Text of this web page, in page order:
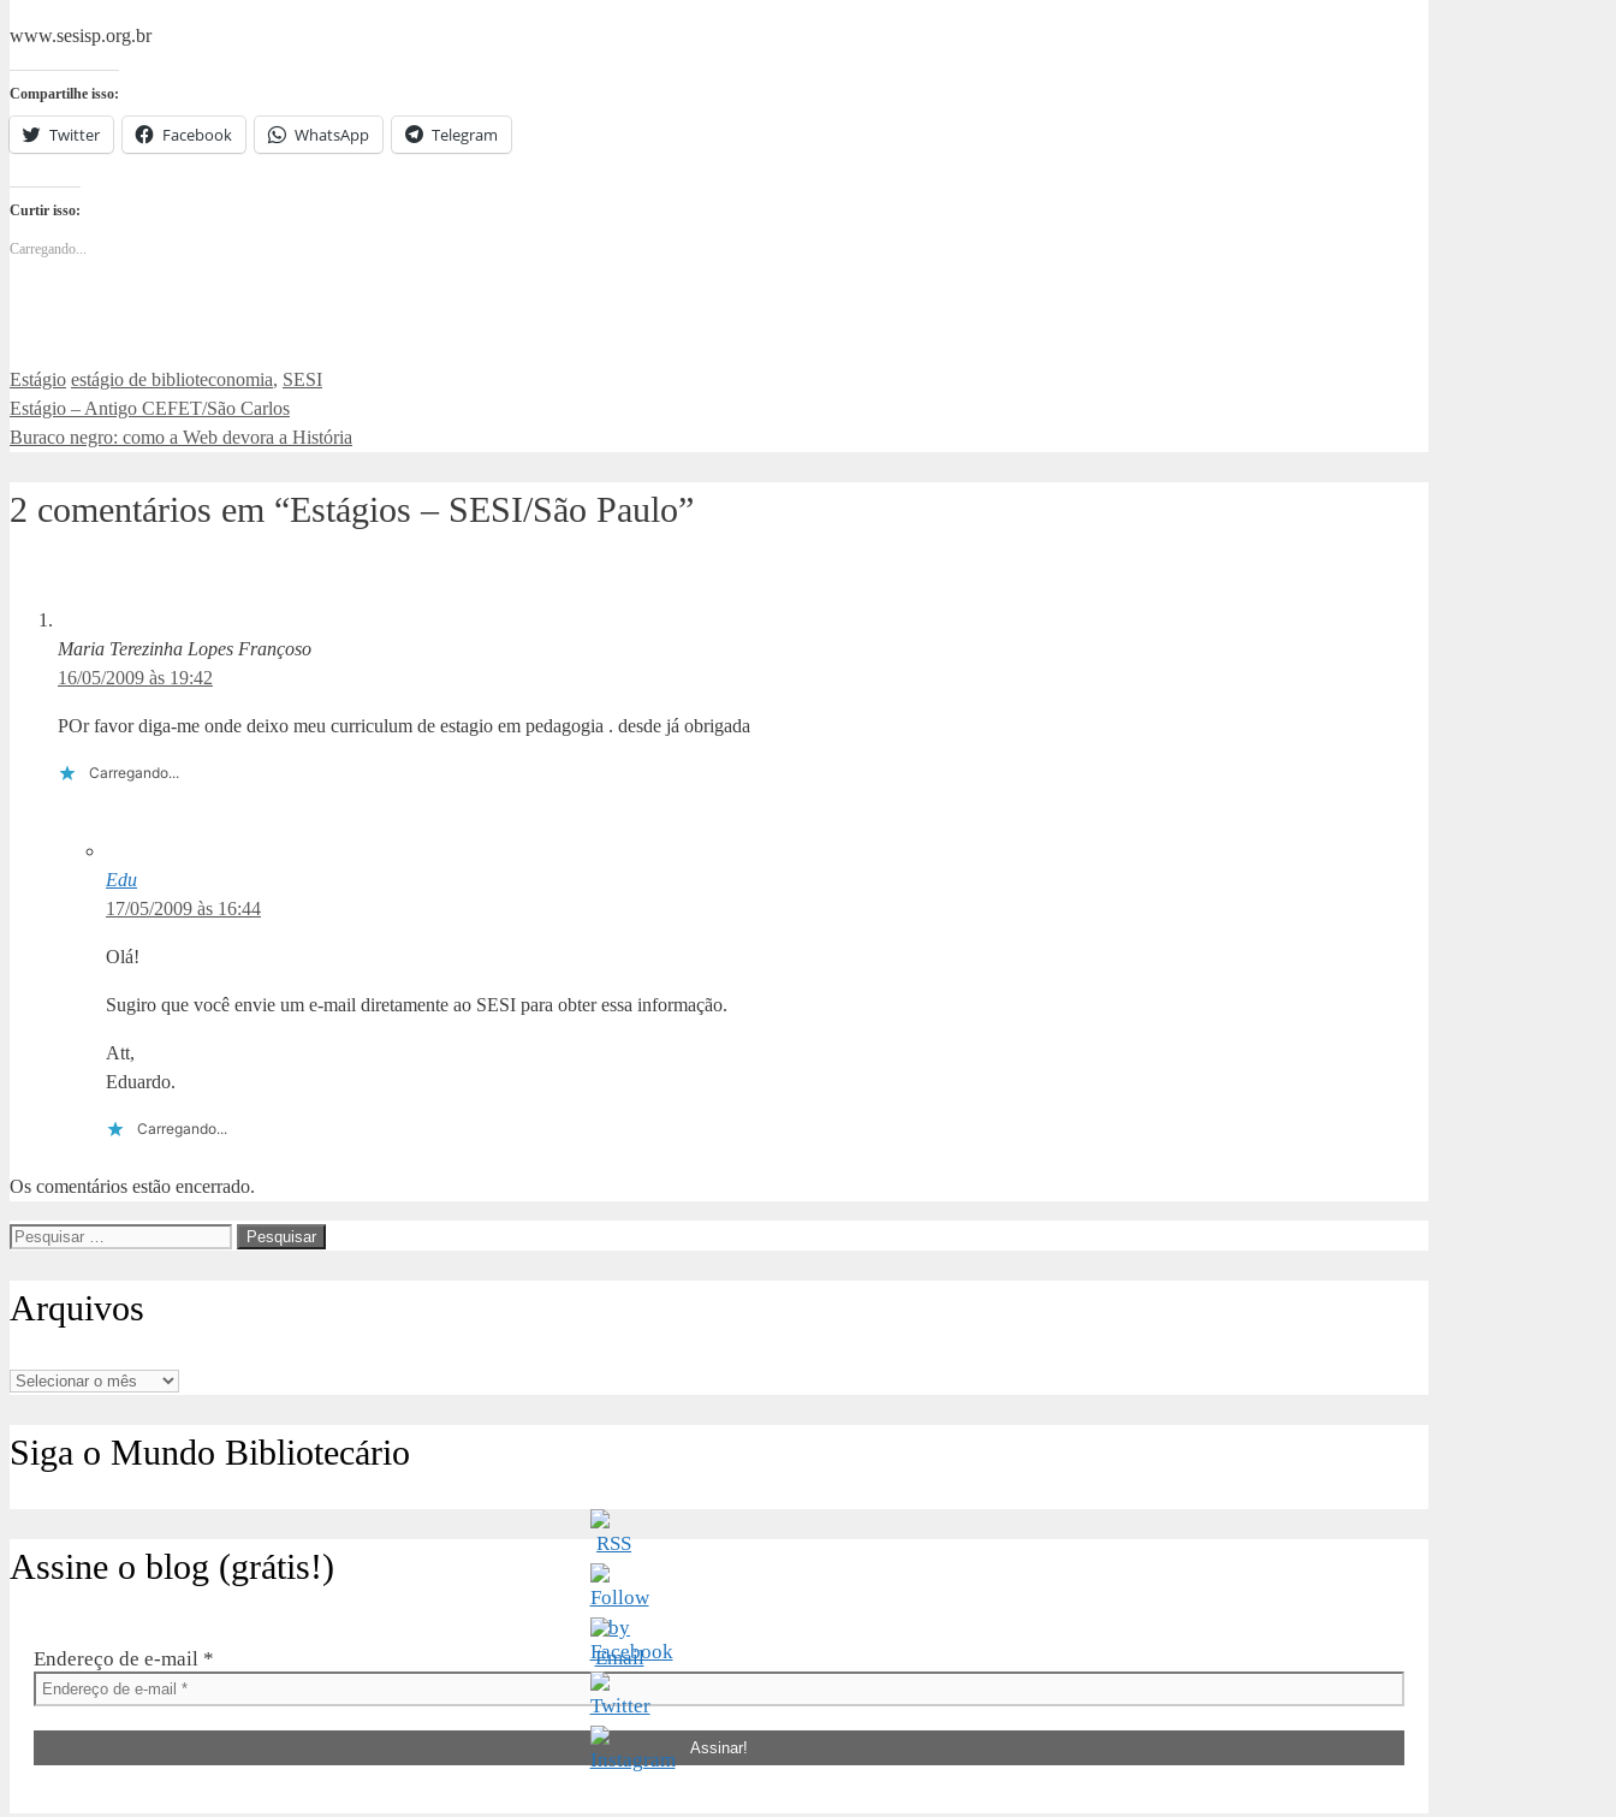
www.sesisp.org.br
Compartilhe isso:
Twitter Facebook WhatsApp Telegram
Curtir isso:
Carregando...
Categorias
Estágio Tags
estágio de biblioteconomia, SESI
Estágio – Antigo CEFET/São Carlos
Buraco negro: como a Web devora a História
2 comentários em “Estágios – SESI/São Paulo”
Maria Terezinha Lopes Françoso
16/05/2009 às 19:42
POr favor diga-me onde deixo meu curriculum de estagio em pedagogia . desde já obrigada
Carregando...
Edu
17/05/2009 às 16:44
Olá!
Sugiro que você envie um e-mail diretamente ao SESI para obter essa informação.
Att,
Eduardo.
Carregando...
Os comentários estão encerrado.
Pesquisar
Arquivos
Arquivos
Siga o Mundo Bibliotecário
Assine o blog (grátis!)
Endereço de e-mail *